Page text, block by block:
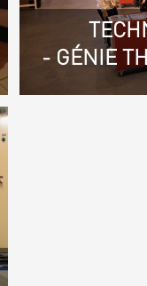
- GÉNIE